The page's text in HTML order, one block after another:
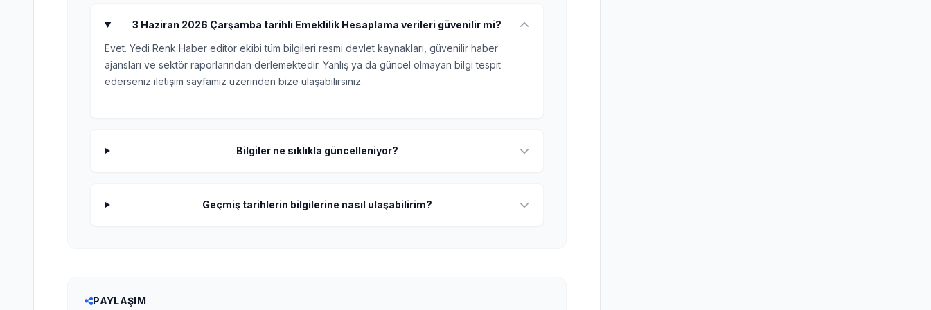
3 Haziran 2026 Çarşamba tarihli Emeklilik Hesaplama verileri güvenilir mi?
Evet. Yedi Renk Haber editör ekibi tüm bilgileri resmi devlet kaynakları, güvenilir haber
ajansları ve sektör raporlarından derlemektedir. Yanlış ya da güncel olmayan bilgi tespit
ederseniz iletişim sayfamız üzerinden bize ulaşabilirsiniz.
Bilgiler ne sıklıkla güncelleniyor?
Geçmiş tarihlerin bilgilerine nasıl ulaşabilirim?
PAYLAŞIM